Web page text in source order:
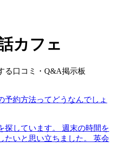
カフェ
る口コミ・Q&A掲示板
予約方法ってどうなんでしょ
探しています。 週末の時間を
たいと思い立ちました。 英会